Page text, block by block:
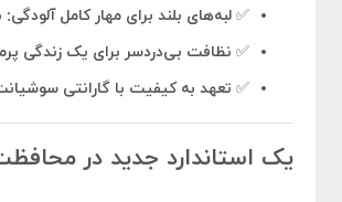
✅لبه‌های بلند برای مهار کامل آلودگی:
✅ نظافت بی‌دردسر برای یک زندگی
✅ تعهد به کیفیت با گارانتی
یک استاندارد جدید در